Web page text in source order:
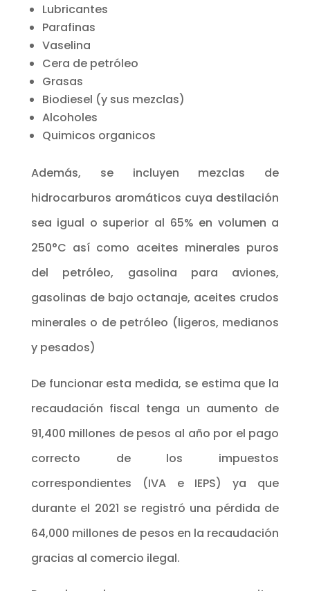
Lubricantes
Parafinas
Vaselina
Cera de petróleo
Grasas
Biodiesel (y sus mezclas)
Alcoholes
Quimicos organicos
Además, se incluyen mezclas de
hidrocarburos aromáticos cuya destilación
sea igual o superior al 65% en volumen a
250°C así como aceites minerales puros
del petróleo, gasolina para aviones,
gasolinas de bajo octanaje, aceites crudos
minerales o de petróleo (ligeros, medianos
y pesados)
De funcionar esta medida, se estima que la
recaudación fiscal tenga un aumento de
91,400 millones de pesos al año por el pago
correcto de los impuestos
correspondientes (IVA e IEPS) ya que
durante el 2021 se registró una pérdida de
64,000 millones de pesos en la recaudación
gracias al comercio ilegal.